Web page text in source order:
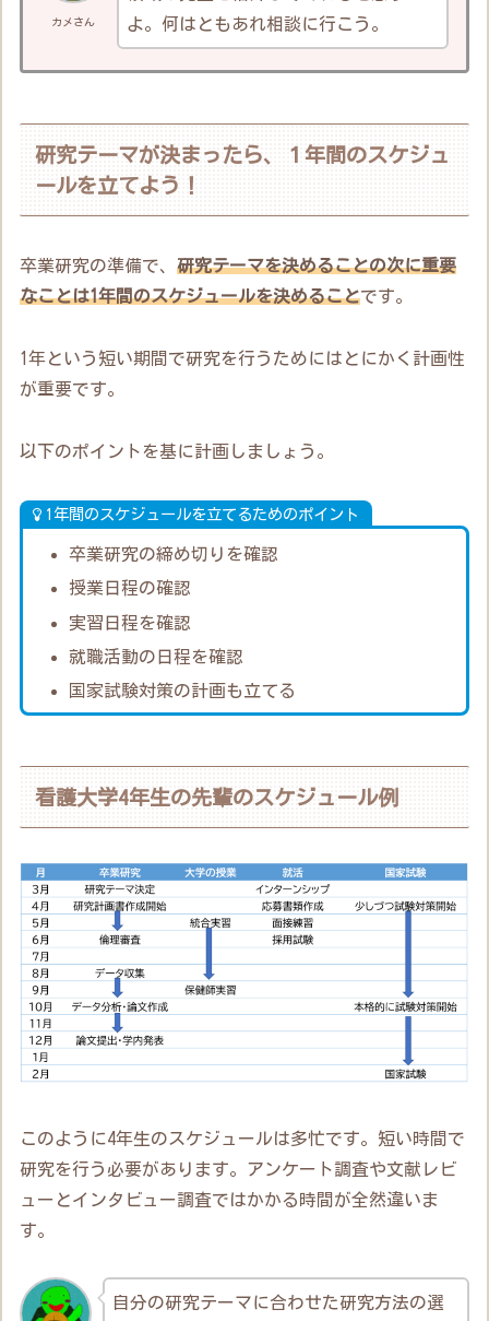
カメさん
よ。何はともあれ相談に行こう。
研究テーマが決まったら、１年間のスケジュ
ールを立てよう！
卒業研究の準備で、研究テーマを決めることの次に重要
なことは1年間のスケジュールを決めることです。
1年という短い期間で研究を行うためにはとにかく計画性
が重要です。
以下のポイントを基に計画しましょう。
1年間のスケジュールを立てるためのポイント
卒業研究の締め切りを確認
授業日程の確認
実習日程を確認
就職活動の日程を確認
国家試験対策の計画も立てる
看護大学4年生の先輩のスケジュール例
このように4年生のスケジュールは多忙です。短い時間で
研究を行う必要があります。アンケート調査や文献レビ
ューとインタビュー調査ではかかる時間が全然違いま
す。
自分の研究テーマに合わせた研究方法の選